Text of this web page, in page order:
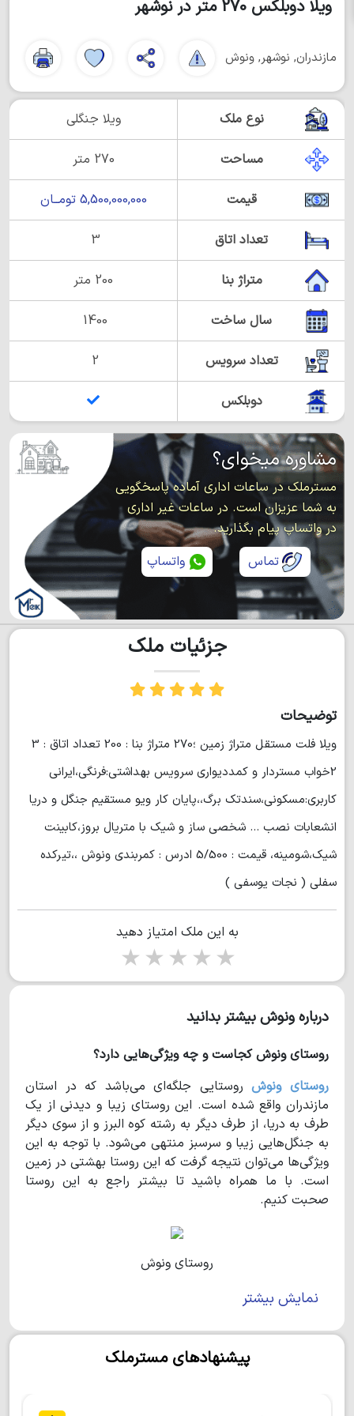
ویلا دوبلکس 270 متر در نوشهر
مازندران, نوشهر, ونوش
نوع ملک ویلا جنگلی
مساحت 270 متر
قیمت 5,500,000,000 تومــان
تعداد اتاق 3
متراژ بنا 200 متر
سال ساخت 1400
تعداد سرویس 2
دوبلکس
مشاوره میخوای؟
مسترملک در ساعات اداری آماده پاسخگویی
به شما عزیزان است. در ساعات غیر اداری
در واتساپ پیام بگذارید.
تماس
واتساپ
جزئیات ملک
توضیحات
⁦ويلا فلت مستقل متراژ زمین ؛270 متراژ بنا : 200 تعداد اتاق : 3
2خواب مستردار و کمددیواری سرویس بهداشتی:فرنگی،ایراني
کاربری:مسکونی،سندتك برگ،،پايان كار ویو مستقیم جنگل و دریا
انشعابات نصب ... شخصی ساز و شیک با متریال بروز،کابینت
شیک،شومینه، قيمت : 5/500 ادرس : كمربندي ونوش ،،تيركده
سفلي ( نجات يوسفي )
به این ملک امتیاز دهید
5 stars
4 stars
3 stars
2 stars
درباره ونوش بیشتر بدانید
روستای ونوش کجاست و چه ویژگی‌هایی دارد؟
روستای ونوشروستایی جلگه‌ای می‌باشد که در استان
مازندران واقع شده است. این روستای زیبا و دیدنی از یک
طرف به دریا، از طرف دیگر به رشته‌ کوه البرز و از سوی دیگر
به جنگل‌هایی زیبا و سرسبز منتهی می‌شود. با توجه به این
ویژگی‌ها می‌توان نتیجه گرفت که این روستا بهشتی در زمین
است. با ما همراه باشید تا بیشتر راجع به این روستا
صحبت کنیم.
روستای ونوش
روستای ونوشچه ویژگی‌هایی دارد؟
روستایی توریستی در مازندران است که
نمایش بیشتر
پیشنهادهای مسترملک